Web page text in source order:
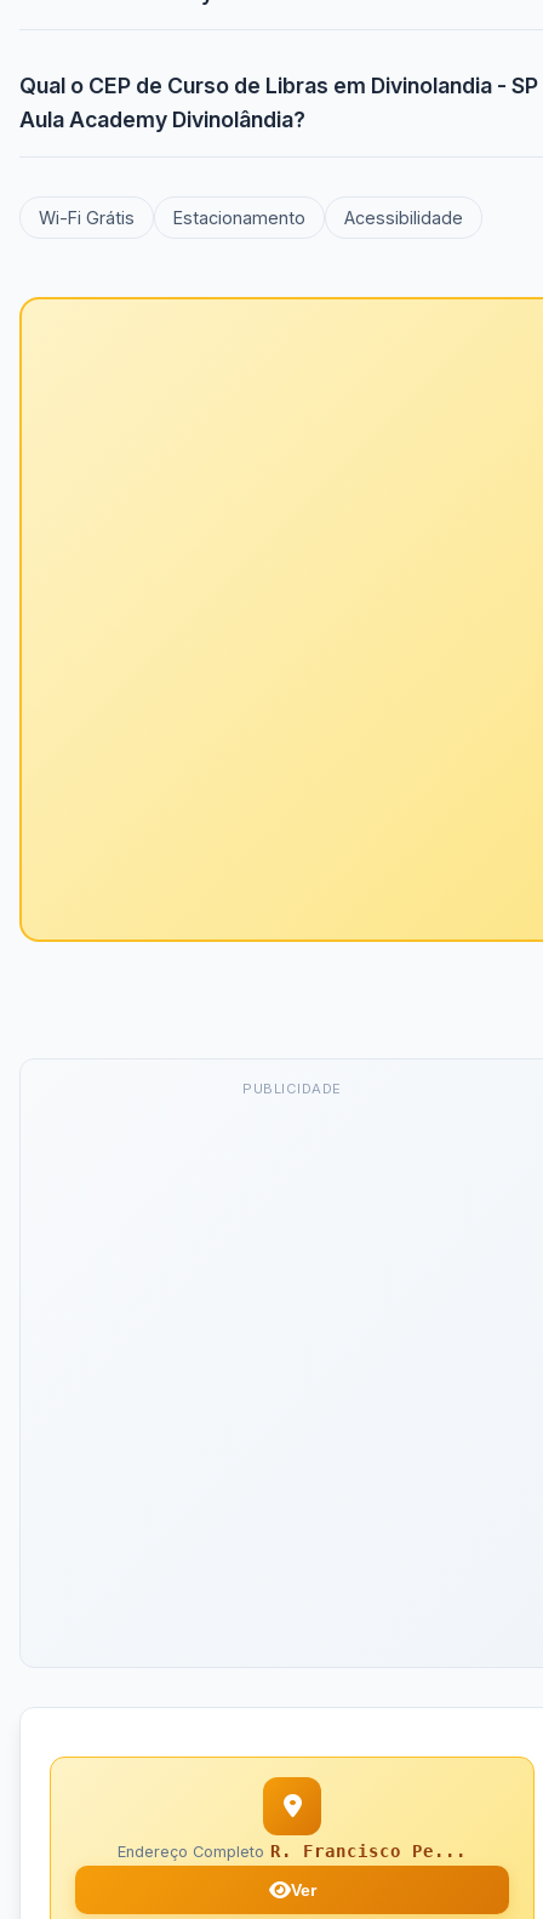
Qual o CEP de Curso de Libras em Divinolandia - SP
Aula Academy Divinolândia?
Wi-Fi Grátis Estacionamento Acessibilidade
PUBLICIDADE
Endereço Completo R. Francisco Pe...
Ver